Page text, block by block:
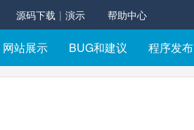
源码下载 | 演示 帮助中心
网站展示 BUG和建议 程序发布